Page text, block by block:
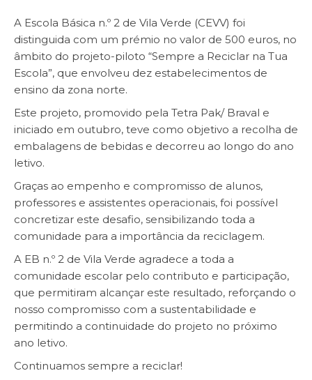
A Escola Básica n.º 2 de Vila Verde (CEVV) foi
distinguida com um prémio no valor de 500 euros, no
âmbito do projeto-piloto “Sempre a Reciclar na Tua
Escola”, que envolveu dez estabelecimentos de
ensino da zona norte.
Este projeto, promovido pela Tetra Pak/ Braval e
iniciado em outubro, teve como objetivo a recolha de
embalagens de bebidas e decorreu ao longo do ano
letivo.
Graças ao empenho e compromisso de alunos,
professores e assistentes operacionais, foi possível
concretizar este desafio, sensibilizando toda a
comunidade para a importância da reciclagem.
A EB n.º 2 de Vila Verde agradece a toda a
comunidade escolar pelo contributo e participação,
que permitiram alcançar este resultado, reforçando o
nosso compromisso com a sustentabilidade e
permitindo a continuidade do projeto no próximo
ano letivo.
Continuamos sempre a reciclar!